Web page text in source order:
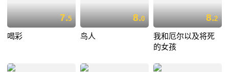
7.5
喝彩
8.0
鸟人
8.2
我和厄尔以及将死
的女孩